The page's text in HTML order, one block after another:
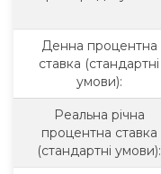
Денна процентна
ставка (стандартні
умови):
Реальна річна
процентна ставка
(стандартні умови):